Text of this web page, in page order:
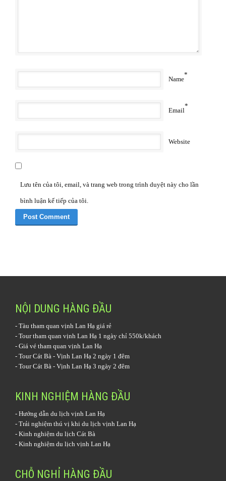
Name
*
Email
*
Website
Lưu tên của tôi, email, và trang web trong trình duyệt này cho lần
bình luận kế tiếp của tôi.
NỘI DUNG HÀNG ĐẦU
- Tàu tham quan vịnh Lan Hạ giá rẻ
- Tour tham quan vịnh Lan Hạ 1 ngày chỉ 550k/khách
- Giá vé tham quan vịnh Lan Hạ
- Tour Cát Bà - Vịnh Lan Hạ 2 ngày 1 đêm
- Tour Cát Bà - Vịnh Lan Hạ 3 ngày 2 đêm
KINH NGHIỆM HÀNG ĐẦU
- Hướng dẫn du lịch vịnh Lan Hạ
- Trải nghiệm thú vị khi du lịch vịnh Lan Hạ
- Kinh nghiệm du lịch Cát Bà
- Kinh nghiệm du lịch vịnh Lan Hạ
CHỖ NGHỈ HÀNG ĐẦU